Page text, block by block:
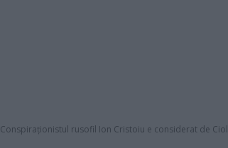
Conspiraționistul rusofil Ion Cristoiu e considerat de